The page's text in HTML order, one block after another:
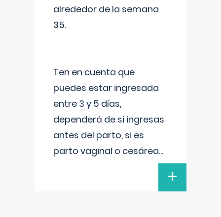
alrededor de la semana
35.
Ten en cuenta que
puedes estar ingresada
entre 3 y 5 días,
dependerá de si ingresas
antes del parto, si es
parto vaginal o cesárea...
+